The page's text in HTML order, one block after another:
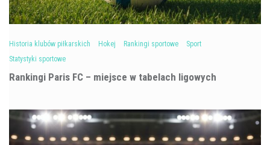
Historia klubów piłkarskich Hokej Rankingi sportowe
Sport
Statystyki sportowe
Rankingi Paris FC – miejsce w tabelach ligowych